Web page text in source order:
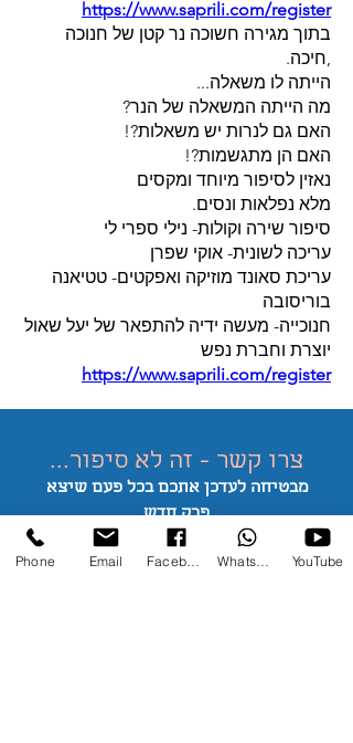
https://www.saprili.com/register
בתוך מגירה חשוכה נר קטן של חנוכה
,חיכה.
הייתה לו משאלה...
מה הייתה המשאלה של הנר?
האם גם לנרות יש משאלות?!
האם הן מתגשמות?!
נאזין לסיפור מיוחד ומקסים
מלא נפלאות ונסים.
סיפור שירה וקולות- נילי ספרי לי
עריכה לשונית- אוקי שפרן
עריכת סאונד מוזיקה ואפקטים- טטיאנה
בוריסובה
חנוכייה- מעשה ידיה להתפאר של יעל שאול
יוצרת וחברת נפש
https://www.saprili.com/register
צרו קשר - זה לא סיפור...
מבטיחה לעדכן אתכם בכל פעם שיצא
פרק חדש
*אשרו את המייל שלי כדי לא יגיע לספאם
Phone Email YouTube